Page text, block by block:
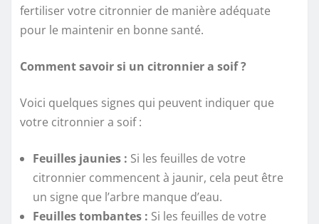
fertiliser votre citronnier de manière adéquate
pour le maintenir en bonne santé.
Comment savoir si un citronnier a soif ?
Voici quelques signes qui peuvent indiquer que
votre citronnier a soif :
Feuilles jaunies : Si les feuilles de votre
citronnier commencent à jaunir, cela peut être
un signe que l’arbre manque d’eau.
Feuilles tombantes : Si les feuilles de votre